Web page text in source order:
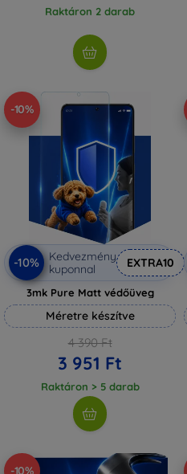
Raktáron 2 darab
-10%
-10%
Kedvezmény
kuponnal
EXTRA10
3mk Pure Matt védőüveg
Méretre készítve
4 390 Ft
3 951 Ft
Raktáron > 5 darab
-10%